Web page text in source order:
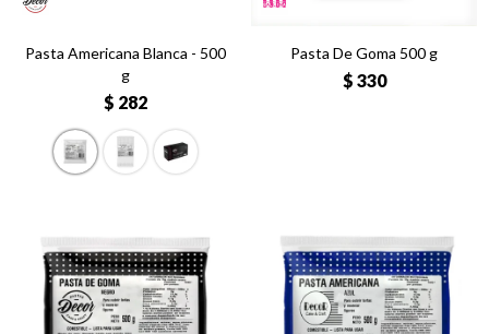
Pasta Americana Blanca - 500
g
$ 282
Pasta De Goma 500 g
$ 330